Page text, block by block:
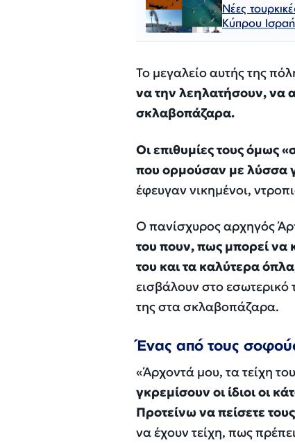
Νέες
Κύπρου
Το μεγαλείο αυτής της
να την λεηλατήσουν, να
σκλαβοπάζαρα.
Οι επιθυμίες τους όμως
που ορμούσαν με λύσσα
έφευγαν νικημένοι,
Ο πανίσχυρος αρχηγός
του πουν, πως μπορεί να
του και τα καλύτερα
εισβάλουν στο εσωτερικό
της στα σκλαβοπάζαρα.
Ένας από τους
«Άρχοντά μου, τα τείχη του
γκρεμίσουν οι ίδιοι οι
Προτείνω να πείσετε
να έχουν τείχη, πως